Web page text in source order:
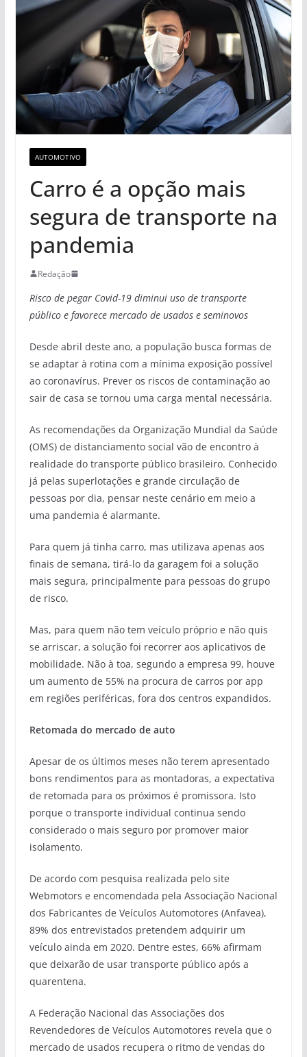
AUTOMOTIVO
Carro é a opção mais
segura de transporte na
pandemia
Redação
Risco de pegar Covid-19 diminui uso de transporte
público e favorece mercado de usados e seminovos
Desde abril deste ano, a população busca formas de
se adaptar à rotina com a mínima exposição possível
ao coronavírus. Prever os riscos de contaminação ao
sair de casa se tornou uma carga mental necessária.
As recomendações da Organização Mundial da Saúde
(OMS) de distanciamento social vão de encontro à
realidade do transporte público brasileiro. Conhecido
já pelas superlotações e grande circulação de
pessoas por dia, pensar neste cenário em meio a
uma pandemia é alarmante.
Para quem já tinha carro, mas utilizava apenas aos
finais de semana, tirá-lo da garagem foi a solução
mais segura, principalmente para pessoas do grupo
de risco.
Mas, para quem não tem veículo próprio e não quis
se arriscar, a solução foi recorrer aos aplicativos de
mobilidade. Não à toa, segundo a empresa 99, houve
um aumento de 55% na procura de carros por app
em regiões periféricas, fora dos centros expandidos.
Retomada do mercado de auto
Apesar de os últimos meses não terem apresentado
bons rendimentos para as montadoras, a expectativa
de retomada para os próximos é promissora. Isto
porque o transporte individual continua sendo
considerado o mais seguro por promover maior
isolamento.
De acordo com pesquisa realizada pelo site
Webmotors e encomendada pela Associação Nacional
dos Fabricantes de Veículos Automotores (Anfavea),
89% dos entrevistados pretendem adquirir um
veículo ainda em 2020. Dentre estes, 66% afirmam
que deixarão de usar transporte público após a
quarentena.
A Federação Nacional das Associações dos
Revendedores de Veículos Automotores revela que o
mercado de usados recupera o ritmo de vendas do